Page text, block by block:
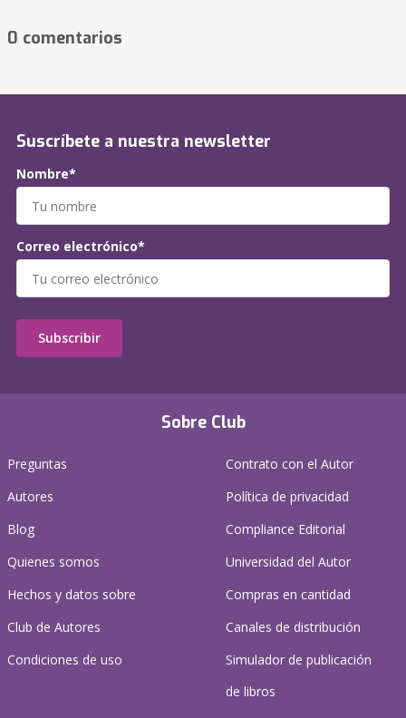
0 comentarios
Sobre Club
Preguntas
Autores
Blog
Quienes somos
Hechos y datos sobre
Club de Autores
Condiciones de uso
Contrato con el Autor
Política de privacidad
Compliance Editorial
Universidad del Autor
Compras en cantidad
Canales de distribución
Simulador de publicación
de libros
Suscríbete a nuestra newsletter
Nombre*
Correo electrónico*
Subscribir